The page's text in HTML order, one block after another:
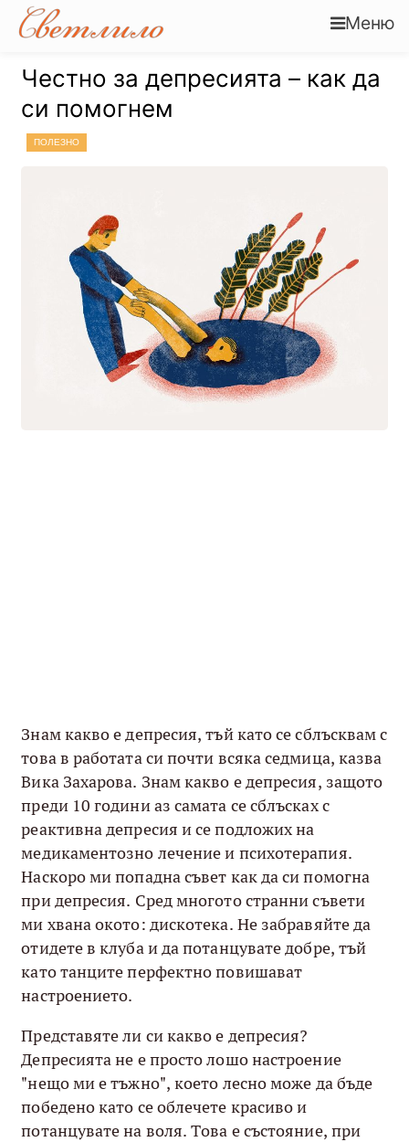
Меню
Честно за депресията – как да
си помогнем
ПОЛЕЗНО
Знам какво е депресия, тъй като се сблъсквам с
това в работата си почти всяка седмица, казва
Вика Захарова. Знам какво е депресия, защото
преди 10 години аз самата се сблъсках с
реактивна депресия и се подложих на
медикаментозно лечение и психотерапия.
Наскоро ми попадна съвет как да си помогна
при депресия. Сред многото странни съвети
ми хвана окото: дискотека. Не забравяйте да
отидете в клуба и да потанцувате добре, тъй
като танците перфектно повишават
настроението.
Представяте ли си какво е депресия?
Депресията не е просто лошо настроение
"нещо ми е тъжно", което лесно може да бъде
победено като се облечете красиво и
потанцувате на воля. Това е състояние, при